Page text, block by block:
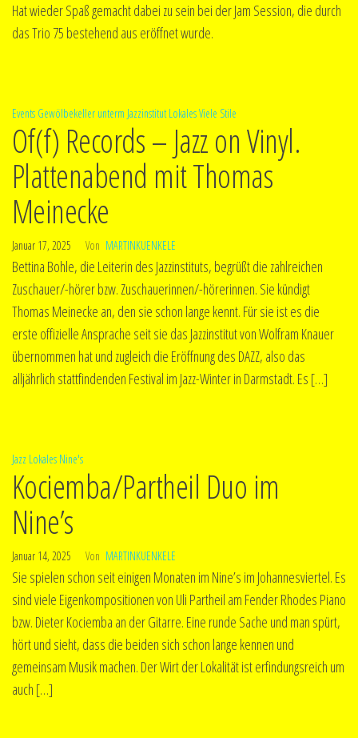
Hat wieder Spaß gemacht dabei zu sein bei der Jam Session, die durch
das Trio 75 bestehend aus eröffnet wurde.
Events Gewölbekeller unterm Jazzinstitut LokalesViele Stile
Of(f) Records – Jazz on Vinyl.
Plattenabend mit Thomas
Meinecke
Januar 17, 2025 Von MARTINKUENKELE
Bettina Bohle, die Leiterin des Jazzinstituts, begrüßt die zahlreichen
Zuschauer/-hörer bzw. Zuschauerinnen/-hörerinnen. Sie kündigt
Thomas Meinecke an, den sie schon lange kennt. Für sie ist es die
erste offizielle Ansprache seit sie das Jazzinstitut von Wolfram Knauer
übernommen hat und zugleich die Eröffnung des DAZZ, also das
alljährlich stattfindenden Festival im Jazz-Winter in Darmstadt. Es […]
Jazz Lokales Nine's
Kociemba/Partheil Duo im
Nine’s
Januar 14, 2025 Von MARTINKUENKELE
Sie spielen schon seit einigen Monaten im Nine’s im Johannesviertel. Es
sind viele Eigenkompositionen von Uli Partheil am Fender Rhodes Piano
bzw. Dieter Kociemba an der Gitarre. Eine runde Sache und man spürt,
hört und sieht, dass die beiden sich schon lange kennen und
gemeinsam Musik machen. Der Wirt der Lokalität ist erfindungsreich um
auch […]